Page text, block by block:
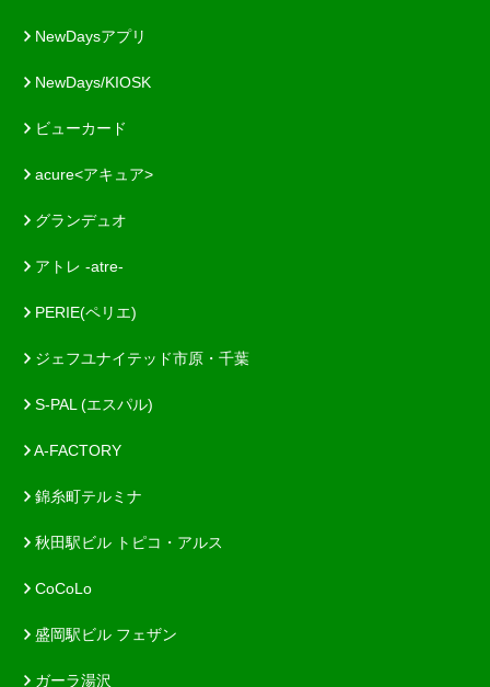
NewDaysアプリ
NewDays/KIOSK
ビューカード
acure<アキュア>
グランデュオ
アトレ -atre-
PERIE(ペリエ)
ジェフユナイテッド市原・千葉
S-PAL (エスパル)
A-FACTORY
錦糸町テルミナ
秋田駅ビル トピコ・アルス
CoCoLo
盛岡駅ビル フェザン
ガーラ湯沢